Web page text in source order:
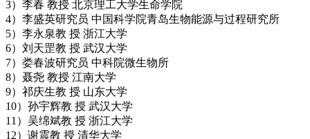
3）李春 教授 北京理工大学生命学院
4）李盛英研究员 中国科学院青岛生物能源与过程研究所
5）李永泉教 授 浙江大学
6）刘天罡教 授 武汉大学
7）娄春波研究员 中科院微生物所
8）聂尧 教授 江南大学
9）祁庆生教 授 山东大学
10）孙宇辉教 授 武汉大学
11）吴绵斌教 授 浙江大学
12）谢震教 授 清华大学